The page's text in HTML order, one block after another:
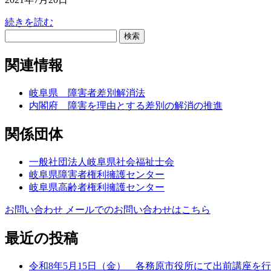
続きを読む
関連情報
岐阜県 障害者差別解消法
内閣府 障害を理由とする差別の解消の推進
関係団体
一般社団法人岐阜県社会福祉士会
岐阜県障害者権利擁護センター
岐阜県高齢者権利擁護センター
お問い合わせ メールでのお問い合わせはこちら
最近の投稿
令和8年5月15日（金） 各務原市役所にて出前講座を行